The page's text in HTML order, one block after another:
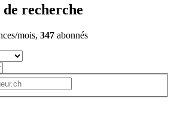
recherche
mois, 347 abonnés